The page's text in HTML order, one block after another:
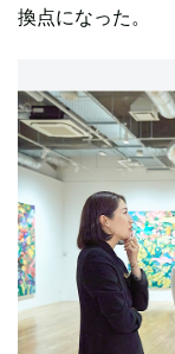
換点になった。